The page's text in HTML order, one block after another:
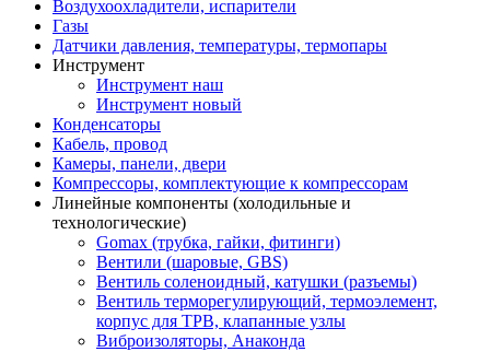
Воздухоохладители, испарители
Газы
Датчики давления, температуры, термопары
Инструмент
Инструмент наш
Инструмент новый
Конденсаторы
Кабель, провод
Камеры, панели, двери
Компрессоры, комплектующие к компрессорам
Линейные компоненты (холодильные и
технологические)
Gomax (трубка, гайки, фитинги)
Вентили (шаровые, GBS)
Вентиль соленоидный, катушки (разъемы)
Вентиль терморегулирующий, термоэлемент,
корпус для ТРВ, клапанные узлы
Виброизоляторы, Анаконда